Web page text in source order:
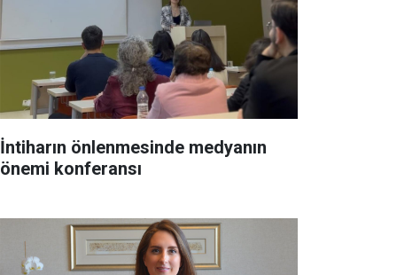
İntiharın önlenmesinde medyanın
önemi konferansı